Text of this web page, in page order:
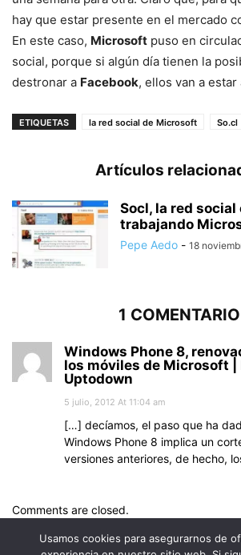
hay que estar presente en el mercado
En este caso, Microsoft puso en
social, porque si algún día tienen la
destronar a Facebook, ellos van a
ETIQUETAS la red social de Microsoft So.cl
Artículos
Socl, la red social
trabajando
Pepe Aedo - 18
1 COMENTARIO
Windows Phone 8,
los móviles de Microsoft |
Uptodown
5 julio, 2012 At 11:04 am
[…] decíamos, el paso que ha
Windows Phone 8 implica un
versiones anteriores, de hecho,
Comments are closed.
Usamos cookies para asegurarnos de